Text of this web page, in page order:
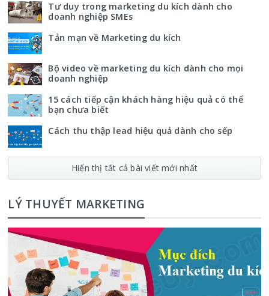
Tư duy trong marketing du kích dành cho
doanh nghiệp SMEs
Tản mạn về Marketing du kích
Bộ video về marketing du kích dành cho mọi
doanh nghiệp
15 cách tiếp cận khách hàng hiệu quả có thể
bạn chưa biết
Cách thu thập lead hiệu quả dành cho sếp
Hiển thị tất cả bài viết mới nhất
LÝ THUYẾT MARKETING